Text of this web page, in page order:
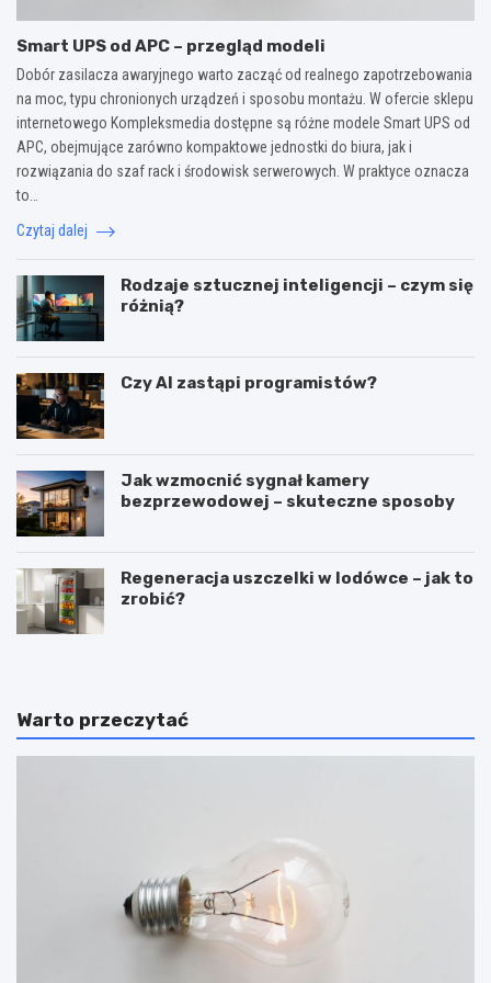
Smart UPS od APC – przegląd modeli
Dobór zasilacza awaryjnego warto zacząć od realnego zapotrzebowania
na moc, typu chronionych urządzeń i sposobu montażu. W ofercie sklepu
internetowego Kompleksmedia dostępne są różne modele Smart UPS od
APC, obejmujące zarówno kompaktowe jednostki do biura, jak i
rozwiązania do szaf rack i środowisk serwerowych. W praktyce oznacza
to…
Czytaj dalej
Rodzaje sztucznej inteligencji – czym się
różnią?
Czy AI zastąpi programistów?
Jak wzmocnić sygnał kamery
bezprzewodowej – skuteczne sposoby
Regeneracja uszczelki w lodówce – jak to
zrobić?
Warto przeczytać